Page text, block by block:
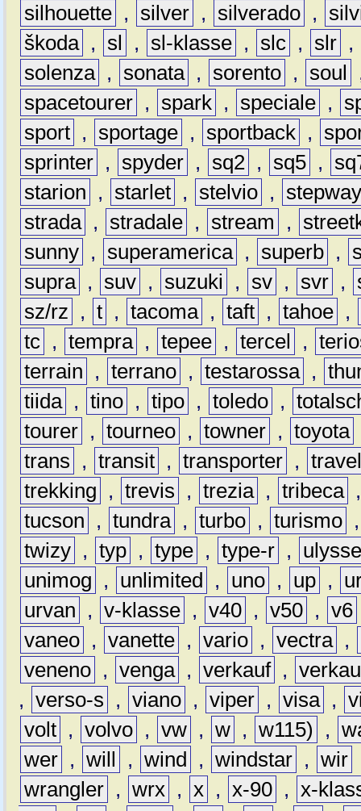
silhouette , silver , silverado ,
škoda , sl , sl-klasse , slc , slr ,
solenza , sonata , sorento , soul
spacetourer , spark , speciale ,
sport , sportage , sportback ,
sprinter , spyder , sq2 , sq5 ,
starion
, starlet , stelvio ,
strada , stradale , stream ,
sunny , superamerica , superb ,
supra , suv , suzuki , sv , svr ,
sz/rz
, t , tacoma , taft , tahoe ,
tc , tempra , tepee , tercel ,
terrain
, terrano , testarossa ,
tiida , tino , tipo , toledo ,
tourer , tourneo , towner , toyota
trans
, transit , transporter ,
trekking
, trevis , trezia , tribeca
tucson
, tundra , turbo , turismo
twizy , typ , type , type-r ,
unimog
, unlimited , uno , up ,
urvan
, v-klasse , v40 , v50 , v6
vaneo , vanette , vario , vectra ,
veneno , venga , verkauf ,
, verso-s , viano , viper , visa ,
volt , volvo , vw , w , w115) ,
wer , will , wind , windstar , wir
wrangler , wrx , x , x-90 , x-